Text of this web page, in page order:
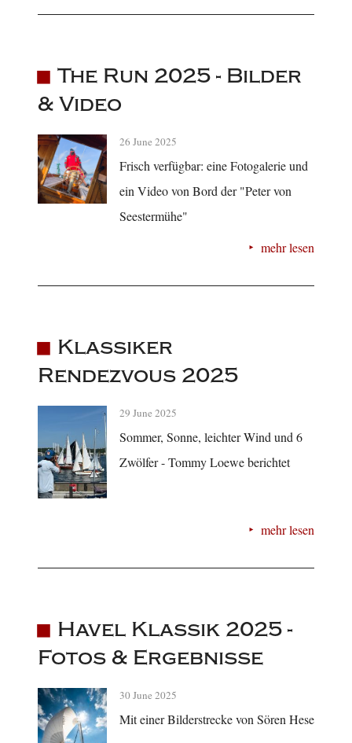
The Run 2025 - Bilder
& Video
26 June 2025
Frisch verfügbar: eine Fotogalerie und
ein Video von Bord der "Peter von
Seestermühe"
mehr lesen
Klassiker
Rendezvous 2025
29 June 2025
Sommer, Sonne, leichter Wind und 6
Zwölfer - Tommy Loewe berichtet
mehr lesen
Havel Klassik 2025 -
Fotos & Ergebnisse
30 June 2025
Mit einer Bilderstrecke von Sören Hese